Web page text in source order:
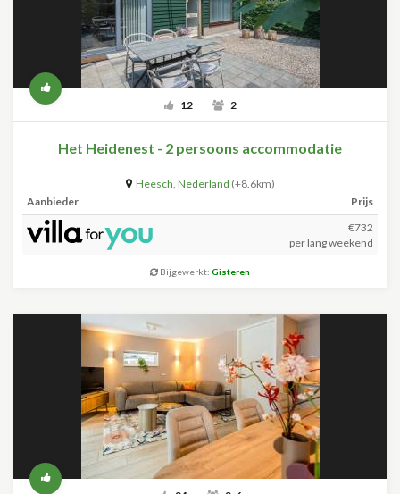
12 2
Het Heidenest - 2 persoons accommodatie
Heesch, Nederland (+8.6km)
Aanbieder
Prijs
€732
per lang weekend
Bijgewerkt: Gisteren